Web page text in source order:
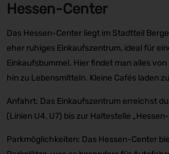
Hessen-Center
Das Hessen-Center liegt im Stadtteil
eher ruhiges Einkaufszentrum, ideal für
Einkaufsbummel. Hier findet man alles von
hin zu Lebensmitteln. Kleine Cafés laden
Anfahrt: Das Einkaufszentrum erreichst
(Linien U4, U7) bis zur Haltestelle
Parkmöglichkeiten: Das Hessen-Center